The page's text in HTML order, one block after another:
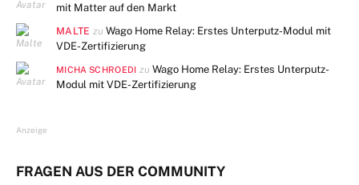
mit Matter auf den Markt
MALTE zu Wago Home Relay: Erstes Unterputz-Modul mit
VDE-Zertifizierung
MICHA SCHROEDI zu Wago Home Relay: Erstes Unterputz-
Modul mit VDE-Zertifizierung
Anzeige
FRAGEN AUS DER COMMUNITY